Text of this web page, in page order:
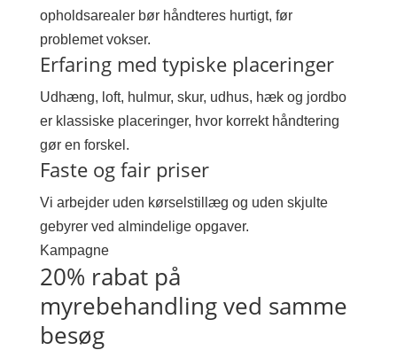
opholdsarealer bør håndteres hurtigt, før
problemet vokser.
Erfaring med typiske placeringer
Udhæng, loft, hulmur, skur, udhus, hæk og jordbo
er klassiske placeringer, hvor korrekt håndtering
gør en forskel.
Faste og fair priser
Vi arbejder uden kørselstillæg og uden skjulte
gebyrer ved almindelige opgaver.
Kampagne
20% rabat på
myrebehandling ved samme
besøg